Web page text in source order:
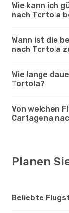
Wie kann ich
nach Tortola
Wann ist die
nach Tortola
Wie lange
Tortola?
Von welchen
Cartagena
Planen
Beliebte